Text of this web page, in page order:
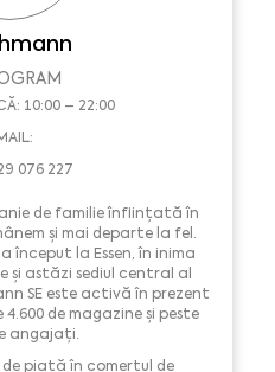
10:00 – 22:00
076 227
de familie înființată în
și mai departe la fel.
început la Essen, în inima
și astăzi sediul central al
SE este activă în prezent
de magazine și peste
angajați.
de piață în comerțul de